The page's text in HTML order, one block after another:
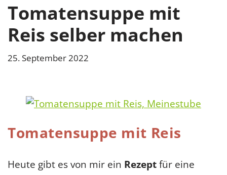
Tomatensuppe mit
Reis selber machen
25. September 2022
Tomatensuppe mit Reis
Heute gibt es von mir ein Rezeptfür eine